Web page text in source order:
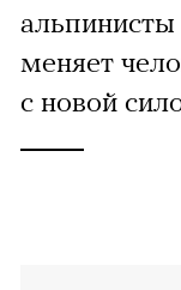
меняет
с новой